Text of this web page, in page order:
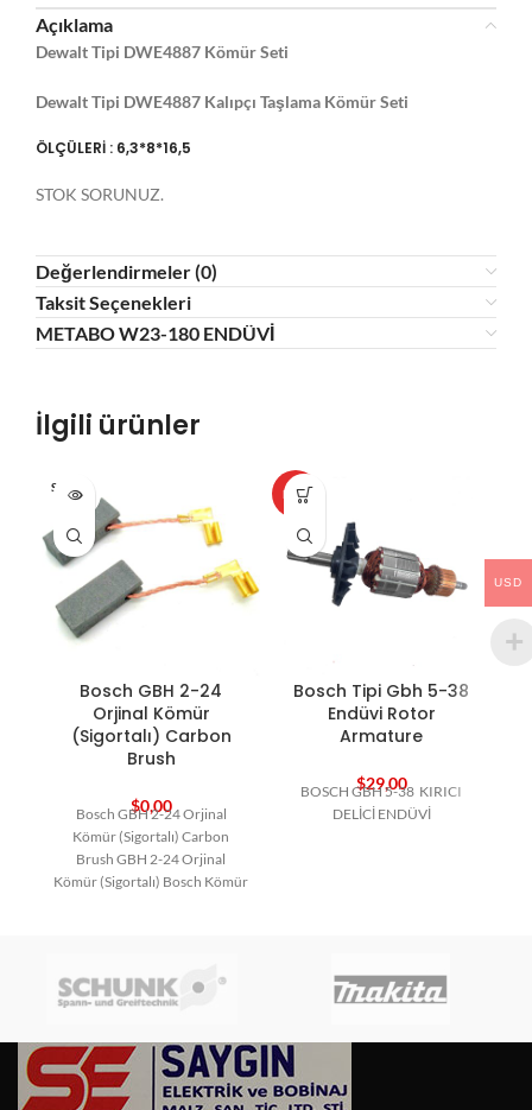
Açıklama
Dewalt Tipi DWE4887 Kömür Seti
Dewalt Tipi DWE4887 Kalıpçı Taşlama Kömür Seti
ÖLÇÜLERİ : 6,3*8*16,5
STOK SORUNUZ.
Değerlendirmeler (0)
Taksit Seçenekleri
METABO W23-180 ENDÜVİ
İlgili ürünler
SOLD O
UT
Bosch GBH 2-24
Orjinal Kömür
(Sigortalı) Carbon
Brush
$0,00
Bosch GBH 2-24 Orjinal
Kömür (Sigortalı) Carbon
Brush GBH 2-24 Orjinal
Kömür (Sigortalı) Bosch Kömür
HOT
Bosch Tipi Gbh 5-38
Endüvi Rotor
Armature
$29,00
BOSCH GBH 5-38 KIRICI
DELİCİ ENDÜVİ
USD